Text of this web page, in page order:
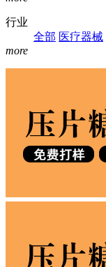
行业
全部 医疗器械
more